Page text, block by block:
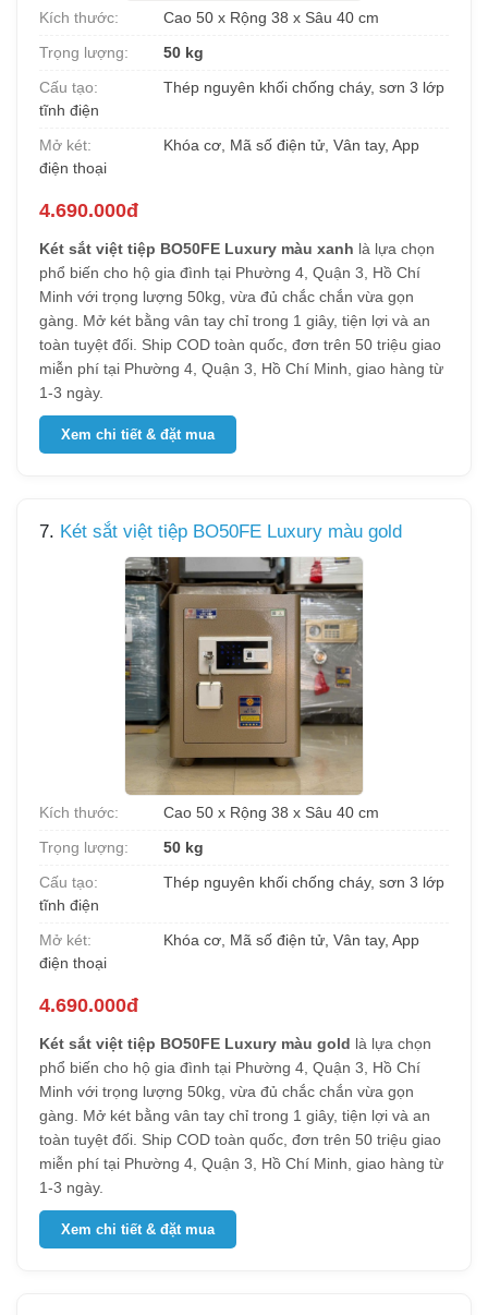
Kích thước:
Cao 50 x Rộng 38 x Sâu 40 cm
Trọng lượng:
50 kg
Cấu tạo:
Thép nguyên khối chống cháy, sơn 3 lớp
tĩnh điện
Mở két:
Khóa cơ, Mã số điện tử, Vân tay, App
điện thoại
4.690.000đ
Két sắt việt tiệp BO50FE Luxury màu xanh là lựa chọn
phổ biến cho hộ gia đình tại Phường 4, Quận 3, Hồ Chí
Minh với trọng lượng 50kg, vừa đủ chắc chắn vừa gọn
gàng. Mở két bằng vân tay chỉ trong 1 giây, tiện lợi và an
toàn tuyệt đối. Ship COD toàn quốc, đơn trên 50 triệu giao
miễn phí tại Phường 4, Quận 3, Hồ Chí Minh, giao hàng từ
1-3 ngày.
Xem chi tiết & đặt mua
7. Két sắt việt tiệp BO50FE Luxury màu gold
Kích thước:
Cao 50 x Rộng 38 x Sâu 40 cm
Trọng lượng:
50 kg
Cấu tạo:
Thép nguyên khối chống cháy, sơn 3 lớp
tĩnh điện
Mở két:
Khóa cơ, Mã số điện tử, Vân tay, App
điện thoại
4.690.000đ
Két sắt việt tiệp BO50FE Luxury màu gold là lựa chọn
phổ biến cho hộ gia đình tại Phường 4, Quận 3, Hồ Chí
Minh với trọng lượng 50kg, vừa đủ chắc chắn vừa gọn
gàng. Mở két bằng vân tay chỉ trong 1 giây, tiện lợi và an
toàn tuyệt đối. Ship COD toàn quốc, đơn trên 50 triệu giao
miễn phí tại Phường 4, Quận 3, Hồ Chí Minh, giao hàng từ
1-3 ngày.
Xem chi tiết & đặt mua